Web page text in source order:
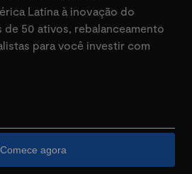
Latina à inovação do
de 50 ativos, rebalanceamento
para você investir com
Comece agora